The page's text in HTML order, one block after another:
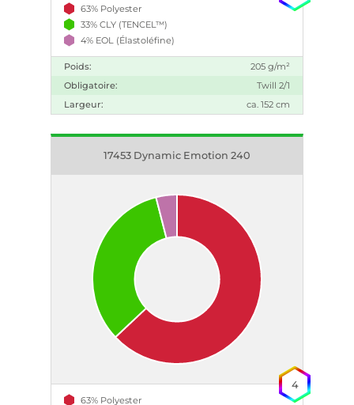
63% Polyester
33% CLY (TENCEL™)
4% EOL (Élastoléfine)
Poids:
205 g/m²
Obligatoire:
Twill 2/1
Largeur:
ca. 152 cm
17453 Dynamic Emotion 240
63% Polyester
4